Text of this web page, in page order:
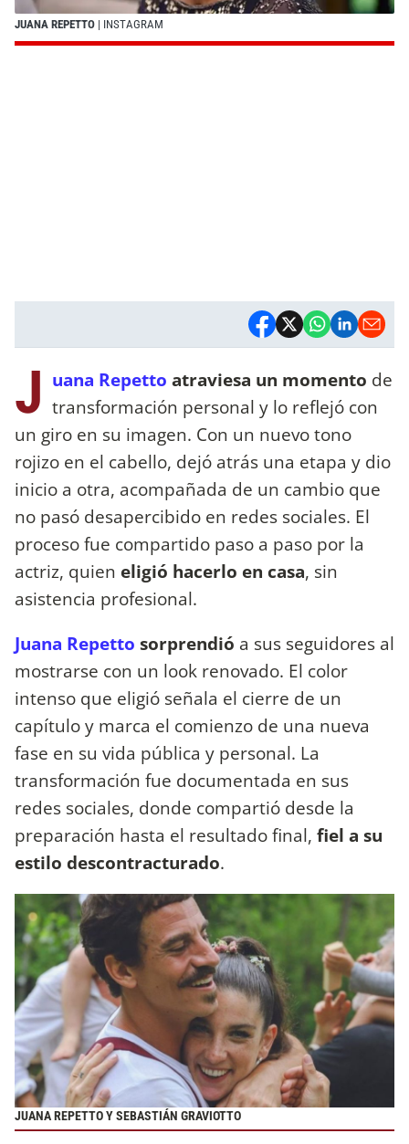
JUANA REPETTO | INSTAGRAM
J uana Repetto atraviesa un momento de
transformación personal y lo reflejó con
un giro en su imagen. Con un nuevo tono
rojizo en el cabello, dejó atrás una etapa y dio
inicio a otra, acompañada de un cambio que
no pasó desapercibido en redes sociales. El
proceso fue compartido paso a paso por la
actriz, quien eligió hacerlo en casa, sin
asistencia profesional.
Juana Repetto sorprendió a sus seguidores al
mostrarse con un look renovado. El color
intenso que eligió señala el cierre de un
capítulo y marca el comienzo de una nueva
fase en su vida pública y personal. La
transformación fue documentada en sus
redes sociales, donde compartió desde la
preparación hasta el resultado final, fiel a su
estilo descontracturado.
JUANA REPETTO Y SEBASTIÁN GRAVIOTTO